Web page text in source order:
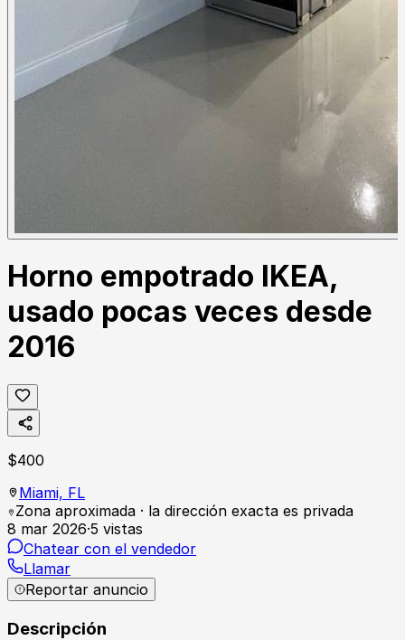
Horno empotrado IKEA,
usado pocas veces desde
2016
$400
Miami, FL
Zona aproximada · la dirección exacta es privada
8 mar 2026·5 vistas
Chatear con el vendedor
Llamar
Reportar anuncio
Descripción